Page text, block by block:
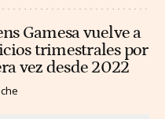
Gamesa vuelve a
trimestrales por
vez desde 2022